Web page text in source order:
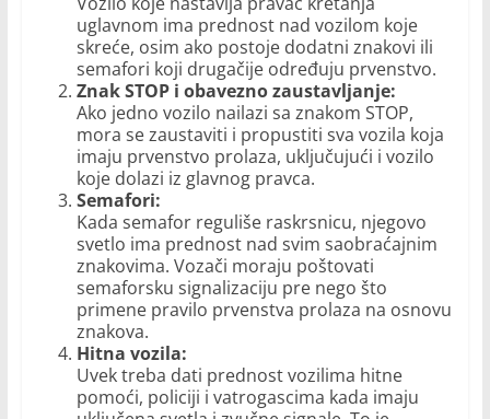
uglavnom ima prednost nad vozilom koje
skreće, osim ako postoje dodatni znakovi ili
semafori koji drugačije određuju prvenstvo.
Znak STOP i obavezno zaustavljanje:
Ako jedno vozilo nailazi sa znakom STOP,
mora se zaustaviti i propustiti sva vozila koja
imaju prvenstvo prolaza, uključujući i vozilo
koje dolazi iz glavnog pravca.
Semafori:
Kada semafor reguliše raskrsnicu, njegovo
svetlo ima prednost nad svim saobraćajnim
znakovima. Vozači moraju poštovati
semaforsku signalizaciju pre nego što
primene pravilo prvenstva prolaza na osnovu
znakova.
Hitna vozila:
Uvek treba dati prednost vozilima hitne
pomoći, policiji i vatrogascima kada imaju